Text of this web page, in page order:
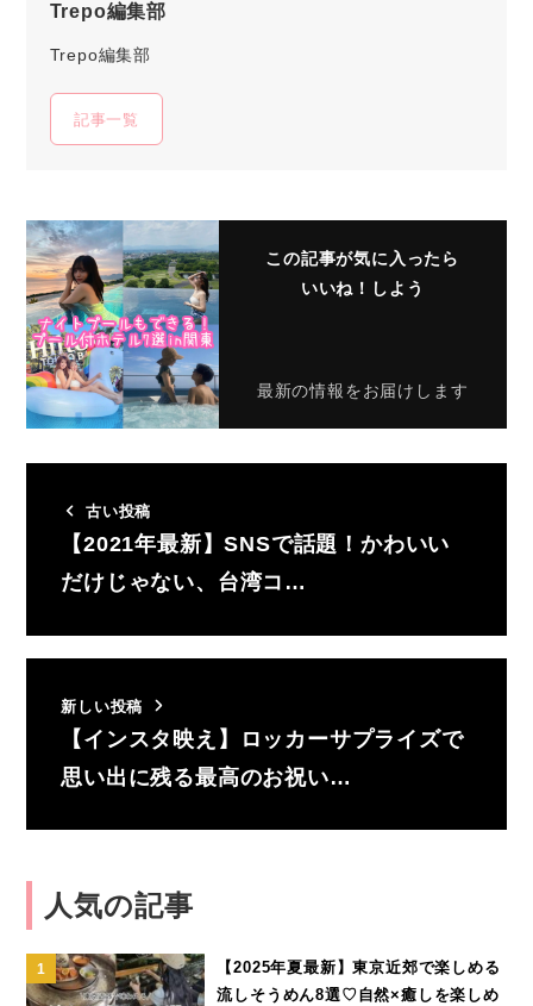
Trepo編集部
Trepo編集部
記事一覧
この記事が気に入ったら
いいね！しよう
最新の情報をお届けします
古い投稿
【2021年最新】SNSで話題！かわいい
だけじゃない、台湾コ…
新しい投稿
【インスタ映え】ロッカーサプライズで
思い出に残る最高のお祝い…
人気の記事
【2025年夏最新】東京近郊で楽しめる
流しそうめん8選♡自然×癒しを楽しめ